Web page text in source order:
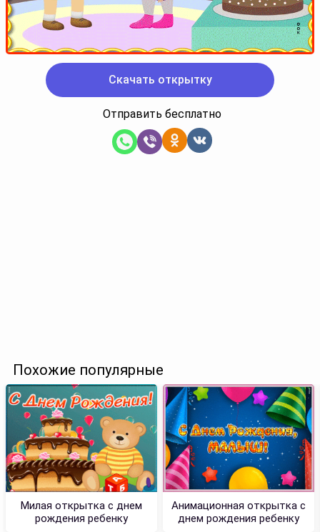
Скачать открытку
Отправить бесплатно
Похожие популярные
Милая открытка с днем
рождения ребенку
Анимационная открытка с
днем рождения ребенку